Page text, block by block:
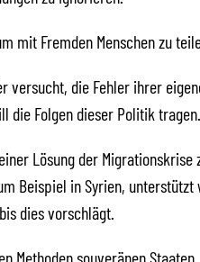
mit Fremden Menschen zu
versucht, die Fehler ihrer
die Folgen dieser Politik tragen.
Lösung der Migrationskrise
Beispiel in Syrien, unterstützt
dies vorschlägt.
Methoden souveränen Staaten